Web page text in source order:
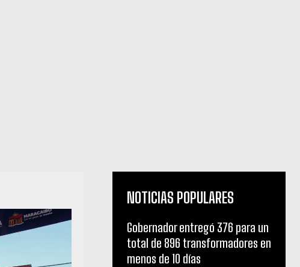
NOTICIAS POPULARES
Gobernador entregó 376 para un
total de 896 transformadores en
menos de 10 días